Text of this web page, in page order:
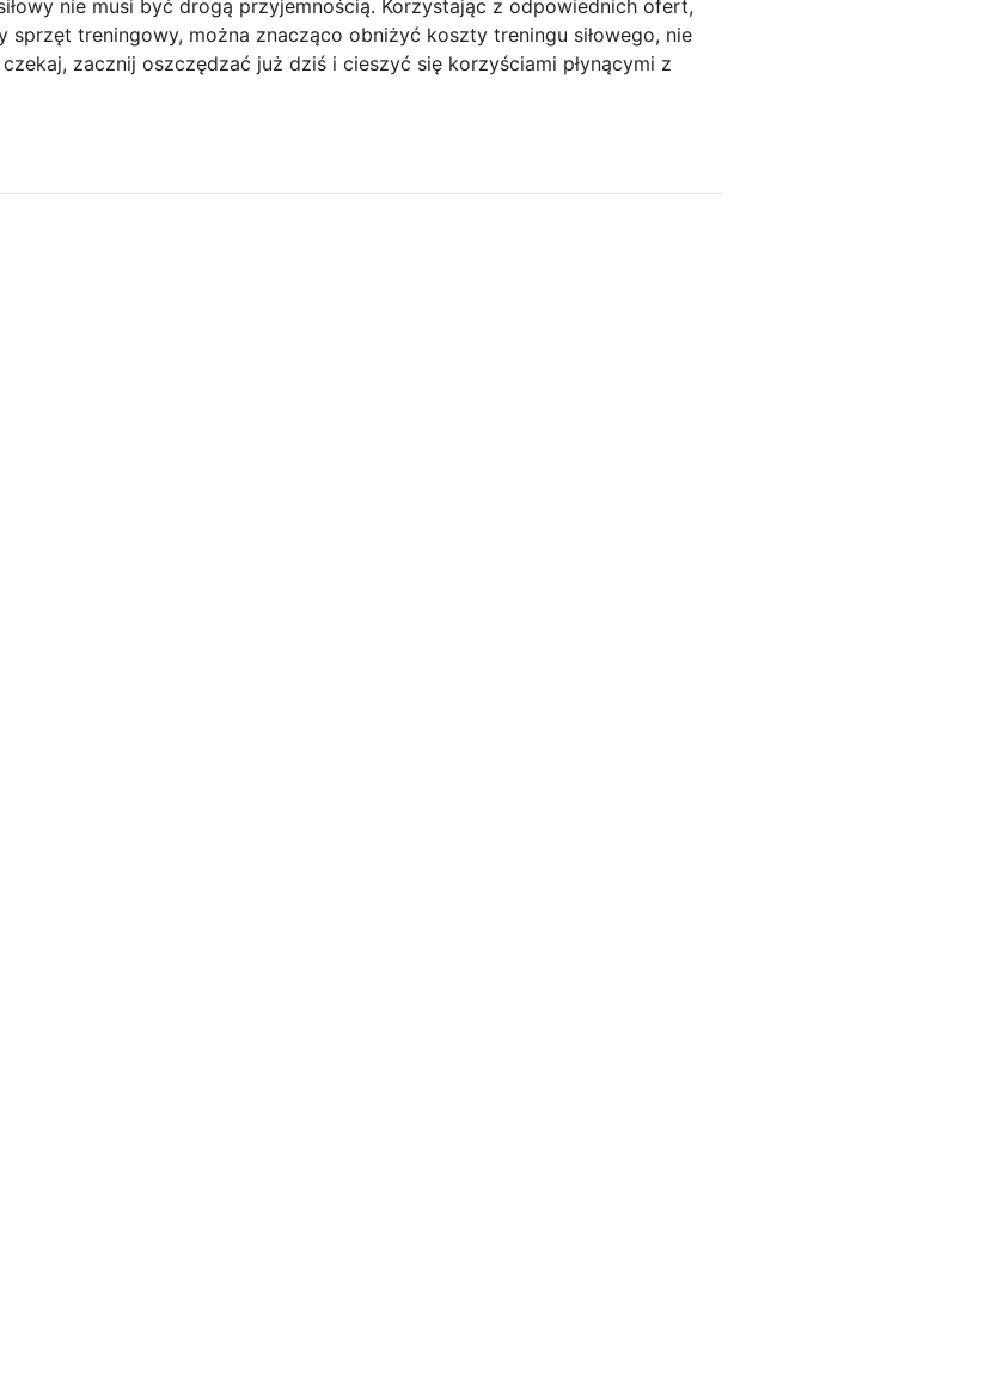
nie musi być drogą przyjemnością. Korzystając z odpowiednich ofert,
treningowy, można znacząco obniżyć koszty treningu siłowego, nie
zacznij oszczędzać już dziś i cieszyć się korzyściami płynącymi z